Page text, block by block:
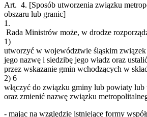
Art. 4. [Sposób utworzenia związku
obszaru lub granic]
1.
Rada Ministrów może, w drodze
1)
utworzyć w województwie śląskim
jego nazwę i siedzibę jego władz oraz
przez wskazanie gmin wchodzących w
2) 6
włączyć do związku gminy lub powiaty lub
oraz zmienić nazwę związku
- mając na względzie istniejące formy